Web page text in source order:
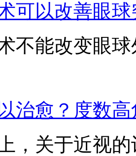
可以改善眼
不能改变眼
治愈？度数
，关于近视